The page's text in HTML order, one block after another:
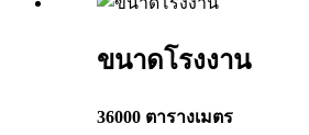
ขนาดโรงงาน
36000 ตารางเมตร